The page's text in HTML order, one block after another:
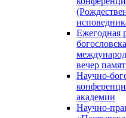
Ежегодная
вечер
Научно-
академии
Научно-